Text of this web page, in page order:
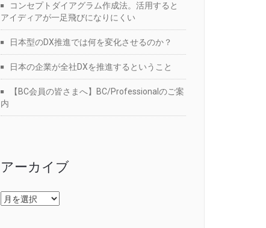
コンセプトダイアグラム作成法。活用すると
アイディアが一足飛びになりにくい
日本型のDX推進では何を変化させるのか？
日本の企業が全社DXを推進するということ
【BC会員の皆さまへ】BC/Professionalのご案
内
アーカイブ
ア
ー